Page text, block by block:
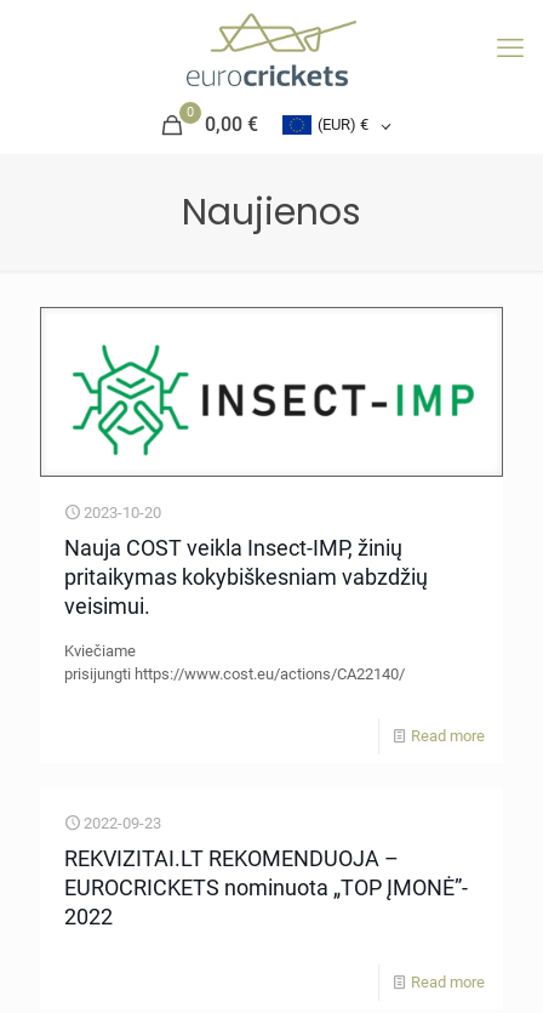
0
0,00 € (EUR) €
Naujienos
2023-10-20
Nauja COST veikla Insect-IMP, žinių
pritaikymas kokybiškesniam vabzdžių
veisimui.
Kviečiame
prisijungti https://www.cost.eu/actions/CA22140/
Read more
2022-09-23
REKVIZITAI.LT REKOMENDUOJA –
EUROCRICKETS nominuota „TOP ĮMONĖ”-
2022
Read more